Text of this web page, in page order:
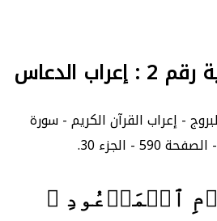
الدعاس
سورة البروج - إعراب القرآن الكريم - سورة
ٱلۡمَوۡعُودِ ﴾